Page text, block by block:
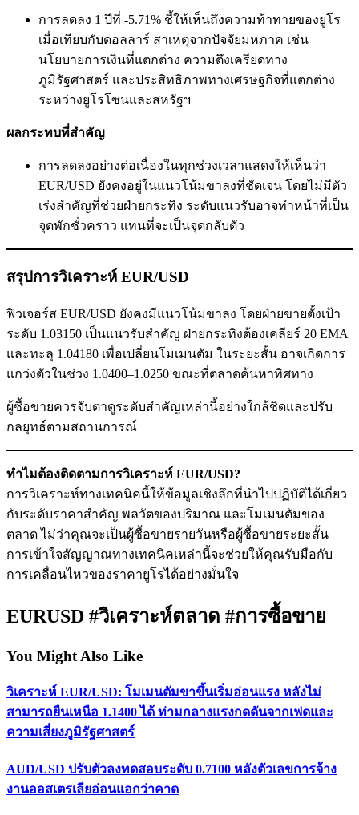
การลดลง 1 ปีที่ -5.71% ชี้ให้เห็นถึงความท้าทายของยูโร
เมื่อเทียบกับดอลลาร์ สาเหตุจากปัจจัยมหภาค เช่น
นโยบายการเงินที่แตกต่าง ความตึงเครียดทาง
ภูมิรัฐศาสตร์ และประสิทธิภาพทางเศรษฐกิจที่แตกต่าง
ระหว่างยูโรโซนและสหรัฐฯ
ผลกระทบที่สำคัญ
การลดลงอย่างต่อเนื่องในทุกช่วงเวลาแสดงให้เห็นว่า
EUR/USD ยังคงอยู่ในแนวโน้มขาลงที่ชัดเจน โดยไม่มีตัว
เร่งสำคัญที่ช่วยฝ่ายกระทิง ระดับแนวรับอาจทำหน้าที่เป็น
จุดพักชั่วคราว แทนที่จะเป็นจุดกลับตัว
สรุปการวิเคราะห์ EUR/USD
ฟิวเจอร์ส EUR/USD ยังคงมีแนวโน้มขาลง โดยฝ่ายขายตั้งเป้า
ระดับ 1.03150 เป็นแนวรับสำคัญ ฝ่ายกระทิงต้องเคลียร์ 20 EMA
และทะลุ 1.04180 เพื่อเปลี่ยนโมเมนตัม ในระยะสั้น อาจเกิดการ
แกว่งตัวในช่วง 1.0400–1.0250 ขณะที่ตลาดค้นหาทิศทาง
ผู้ซื้อขายควรจับตาดูระดับสำคัญเหล่านี้อย่างใกล้ชิดและปรับ
กลยุทธ์ตามสถานการณ์
ทำไมต้องติดตามการวิเคราะห์ EUR/USD?
การวิเคราะห์ทางเทคนิคนี้ให้ข้อมูลเชิงลึกที่นำไปปฏิบัติได้เกี่ยว
กับระดับราคาสำคัญ พลวัตของปริมาณ และโมเมนตัมของ
ตลาด ไม่ว่าคุณจะเป็นผู้ซื้อขายรายวันหรือผู้ซื้อขายระยะสั้น
การเข้าใจสัญญาณทางเทคนิคเหล่านี้จะช่วยให้คุณรับมือกับ
การเคลื่อนไหวของราคายูโรได้อย่างมั่นใจ
EURUSD #วิเคราะห์ตลาด #การซื้อขาย
You Might Also Like
วิเคราะห์ EUR/USD: โมเมนตัมขาขึ้นเริ่มอ่อนแรง หลังไม่
สามารถยืนเหนือ 1.1400 ได้ ท่ามกลางแรงกดดันจากเฟดและ
ความเสี่ยงภูมิรัฐศาสตร์
AUD/USD ปรับตัวลงทดสอบระดับ 0.7100 หลังตัวเลขการจ้าง
งานออสเตรเลียอ่อนแอกว่าคาด